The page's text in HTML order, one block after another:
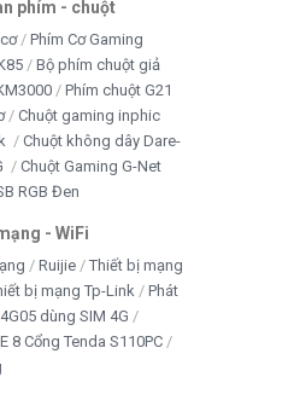
phím - chuột
Phím Cơ Gaming
Bộ phím chuột giả
Phím chuột G21
Chuột gaming inphic
Chuột không dây Dare-
Chuột Gaming G-Net
RGB Đen
- WiFi
Ruijie
Thiết bị mạng
bị mạng Tp-Link
Phát
dùng SIM 4G
8 Cổng Tenda S110PC